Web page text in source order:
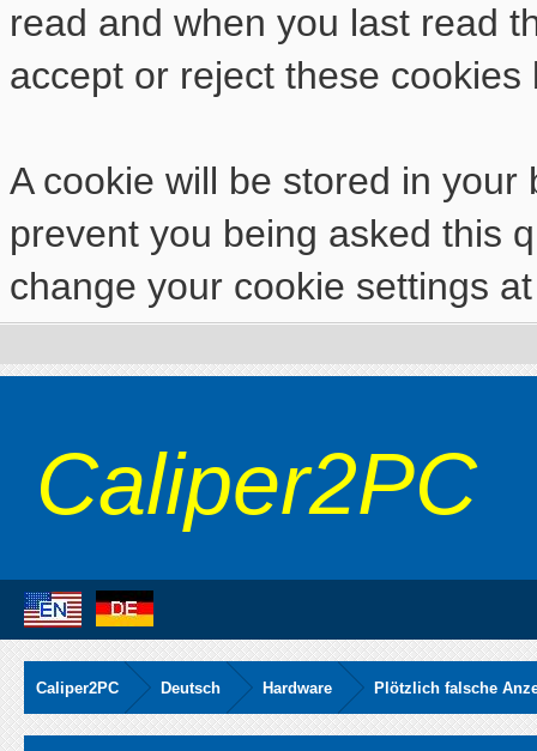
read and when you last read
accept or reject these cookies
A cookie will be stored in
prevent you being asked this
change your cookie settings
Caliper2PC
Caliper2PC Deutsch Hardware Plötzlich falsche